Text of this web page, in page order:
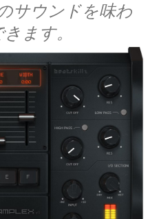
サウンドを味わ
ます。